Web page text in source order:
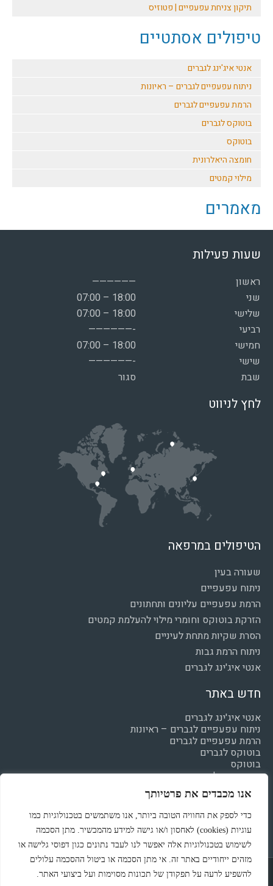
אנו מכבדים את פרטיותך
כדי לספק את החוויה הטובה ביותר, אנו משתמשים בטכנולוגיות כמו
עוגיות (cookies) לאחסון ו/או גישה למידע מהמכשיר. מתן הסכמה
לשימוש בטכנולוגיות אלה יאפשר לנו לעבד נתונים כגון דפוסי גלישה או
מזהים ייחודיים באתר זה. אי מתן הסכמה או ביטול ההסכמה עלולים
להשפיע לרעה על תפקודן של תכונות מסוימות ועל ביצועי האתר.
תיקון צניחת עפעפיים | פטוזיס
טיפולים אסתטיים
אנטי איג'ינג לגברים
ניתוח עפעפיים לגברים – ראיונות
הרמת עפעפיים לגברים
בוטוקס לגברים
בוטוקס
חומצה היאלרונית
מילוי קמטים
מאמרים
שעות פעילות
——————
ראשון
07:00 – 18:00
שני
07:00 – 18:00
שלישי
——————-
רביעי
07:00 – 18:00
חמישי
——————-
שישי
סגור
שבת
לחץ לניווט
הטיפולים במרפאה
שעורה בעין
ניתוח עפעפיים
הרמת עפעפיים עליונים ותחתונים
הזרקת בוטוקס וחומרי מילוי להעלמת קמטים
הסרת שקיות מתחת לעיניים
ניתוח הרמת גבות
אנטי איג'ינג לגברים
חדש באתר
אנטי איג'ינג לגברים
ניתוח עפעפיים לגברים – ראיונות
הרמת עפעפיים לגברים
בוטוקס לגברים
בוטוקס
חומצה היאלרונית
מילוי קמטים
הצהרת נגישות מדיניות פרטיות
Powered & Designed by Medical Online